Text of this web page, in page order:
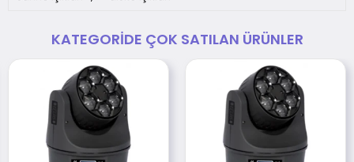
KATEGORIDE ÇOK SATILAN ÜRÜNLER